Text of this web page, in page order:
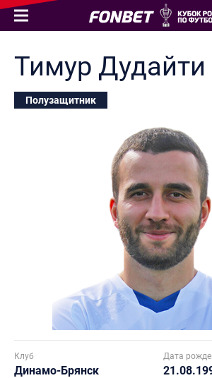
Тимур Дудайти
Полузащитник
Клуб
Динамо-Брянск
Дата